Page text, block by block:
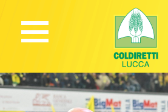
454 Views